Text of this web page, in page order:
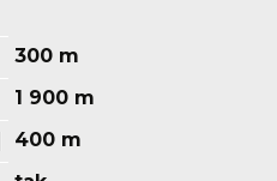
300 m
1 900 m
400 m